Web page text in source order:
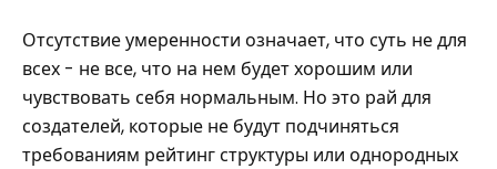
Отсутствие умеренности означает, что суть не для
всех - не все, что на нем будет хорошим или
чувствовать себя нормальным. Но это рай для
создателей, которые не будут подчиняться
требованиям рейтинг структуры или однородных